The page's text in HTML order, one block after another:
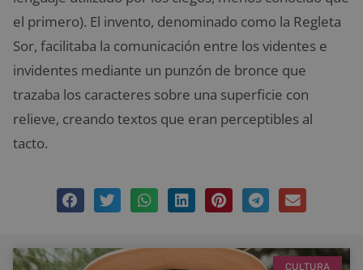
el primero). El invento, denominado como la Regleta
Sor, facilitaba la comunicación entre los videntes e
invidentes mediante un punzón de bronce que
trazaba los caracteres sobre una superficie con
relieve, creando textos que eran perceptibles al
tacto.
CULTURA